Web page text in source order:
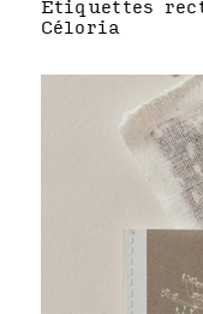
Étiquettes
Céloria